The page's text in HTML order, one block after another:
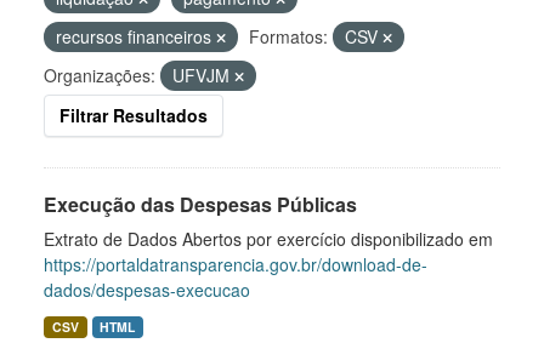
recursos financeiros
Formatos:
CSV
Organizações:
UFVJM
Filtrar Resultados
Execução das Despesas Públicas
Extrato de Dados Abertos por exercício disponibilizado em
https://portaldatransparencia.gov.br/download-de-
dados/despesas-execucao
CSV HTML